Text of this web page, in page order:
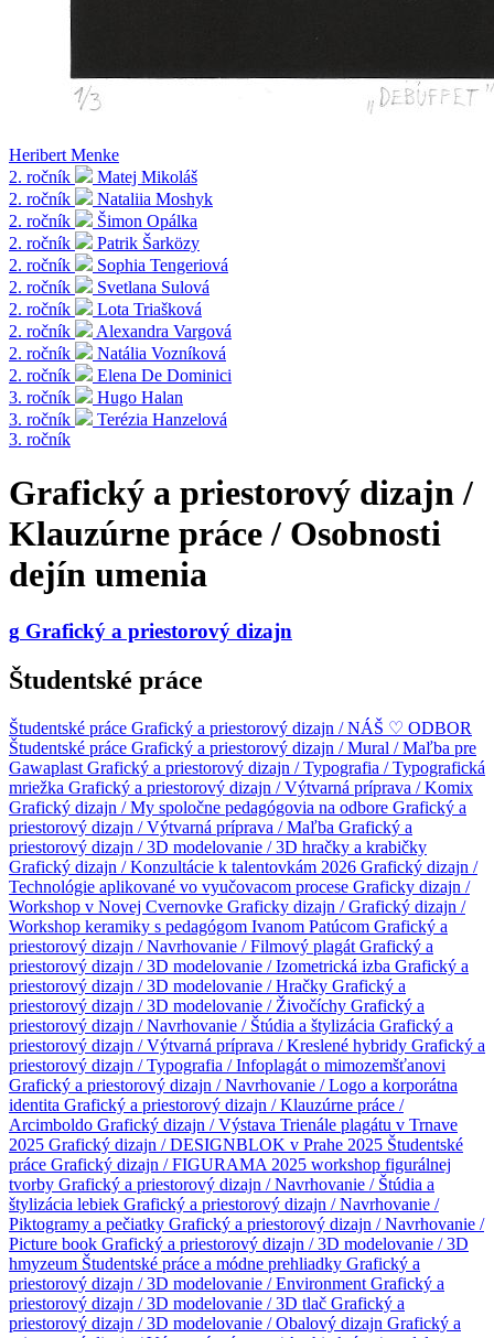
Heribert Menke
2. ročník
Matej Mikoláš
2. ročník
Nataliia Moshyk
2. ročník
Šimon Opálka
2. ročník
Patrik Šarközy
2. ročník
Sophia Tengeriová
2. ročník
Svetlana Sulová
2. ročník
Lota Triašková
2. ročník
Alexandra Vargová
2. ročník
Natália Vozníková
2. ročník
Elena De Dominici
3. ročník
Hugo Halan
3. ročník
Terézia Hanzelová
3. ročník
Grafický a priestorový dizajn /
Klauzúrne práce / Osobnosti
dejín umenia
g Grafický a priestorový dizajn
Študentské práce
Študentské práce Grafický a priestorový dizajn / NÁŠ ♡ ODBOR
Študentské práce Grafický a priestorový dizajn / Mural / Maľba pre
Gawaplast Grafický a priestorový dizajn / Typografia / Typografická
mriežka Grafický a priestorový dizajn / Výtvarná príprava / Komix
Grafický dizajn / My spoločne pedagógovia na odbore Grafický a
priestorový dizajn / Výtvarná príprava / Maľba Grafický a
priestorový dizajn / 3D modelovanie / 3D hračky a krabičky
Grafický dizajn / Konzultácie k talentovkám 2026 Grafický dizajn /
Technológie aplikované vo vyučovacom procese Graficky dizajn /
Workshop v Novej Cvernovke Graficky dizajn /Grafický dizajn /
Workshop keramiky s pedagógom Ivanom Patúcom Grafický a
priestorový dizajn / Navrhovanie / Filmový plagát Grafický a
priestorový dizajn / 3D modelovanie / Izometrická izba Grafický a
priestorový dizajn / 3D modelovanie / Hračky Grafický a
priestorový dizajn / 3D modelovanie / Živočíchy Grafický a
priestorový dizajn / Navrhovanie / Štúdia a štylizácia Grafický a
priestorový dizajn / Výtvarná príprava / Kreslené hybridy Grafický a
priestorový dizajn / Typografia / Infoplagát o mimozemšťanovi
Grafický a priestorový dizajn / Navrhovanie / Logo a korporátna
identita Grafický a priestorový dizajn / Klauzúrne práce /
Arcimboldo Grafický dizajn / Výstava Trienále plagátu v Trnave
2025 Grafický dizajn / DESIGNBLOK v Prahe 2025 Študentské
práce Grafický dizajn / FIGURAMA 2025 workshop figurálnej
tvorby Grafický a priestorový dizajn / Navrhovanie / Štúdia a
štylizácia lebiek Grafický a priestorový dizajn / Navrhovanie /
Piktogramy a pečiatky Grafický a priestorový dizajn / Navrhovanie /
Picture book Grafický a priestorový dizajn / 3D modelovanie / 3D
hmyzeum Študentské práce a módne prehliadky Grafický a
priestorový dizajn / 3D modelovanie / Environment Grafický a
priestorový dizajn / 3D modelovanie / 3D tlač Grafický a
priestorový dizajn / 3D modelovanie / Obalový dizajn Grafický a